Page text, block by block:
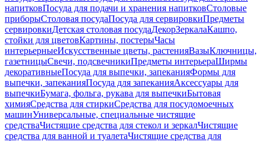
напитковПосуда для подачи и хранения напитковСтоловые
приборыСтоловая посудаПосуда для сервировкиПредметы
сервировкиДетская столовая посудаДекорЗеркалаКашпо,
стойки для цветовКартины, постерыЧасы
интерьерныеИскусственные цветы, растенияВазыКлючницы,
газетницыСвечи, подсвечникиПредметы интерьераШирмы
декоративныеПосуда для выпечки, запеканияФормы для
выпечки, запеканияПосуда для запеканияАксессуары для
выпечкиБумага, фольга, рукава для выпечкиБытовая
химияСредства для стиркиСредства для посудомоечных
машинУниверсальные, специальные чистящие
средстваЧистящие средства для стекол и зеркалЧистящие
средства для ванной и туалетаЧистящие средства для